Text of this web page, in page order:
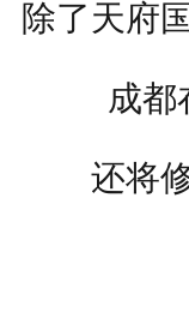
除了天府
成都
还将